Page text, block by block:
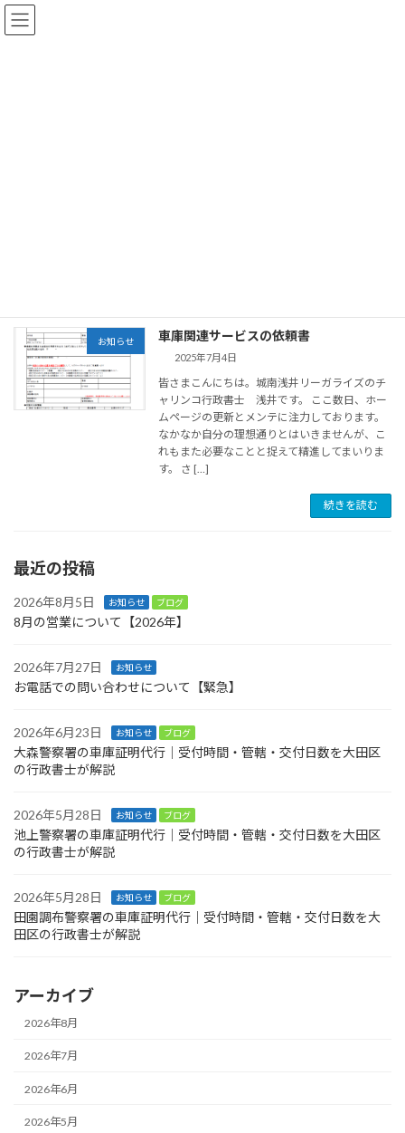
コ
ン
ナ
ビ
お知らせ 車庫関連サービスの依頼書
2025年7月4日
皆さまこんにちは。城南浅井リーガライズのチ
ャリンコ行政書士 浅井です。 ここ数日、ホー
ムページの更新とメンテに注力しております。
なかなか自分の理想通りとはいきませんが、こ
れもまた必要なことと捉えて精進してまいりま
す。 さ […]
続きを読む
最近の投稿
2026年8月5日 お知らせ ブログ
8月の営業について【2026年】
2026年7月27日 お知らせ
お電話での問い合わせについて【緊急】
2026年6月23日 お知らせ ブログ
大森警察署の車庫証明代行｜受付時間・管轄・交付日数を大田区
の行政書士が解説
2026年5月28日 お知らせ ブログ
池上警察署の車庫証明代行｜受付時間・管轄・交付日数を大田区
の行政書士が解説
2026年5月28日 お知らせ ブログ
田園調布警察署の車庫証明代行｜受付時間・管轄・交付日数を大
田区の行政書士が解説
アーカイブ
2026年8月
2026年7月
2026年6月
2026年5月